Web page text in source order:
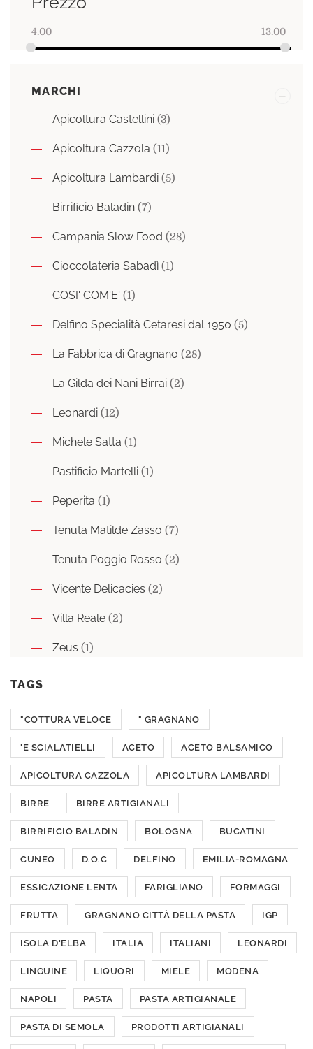
4.00 13.00
MARCHI
Apicoltura Castellini (3)
Apicoltura Cazzola (11)
Apicoltura Lambardi (5)
Birrificio Baladin (7)
Campania Slow Food (28)
Cioccolateria Sabadì (1)
COSI' COM'E' (1)
Delfino Specialità Cetaresi dal 1950 (5)
La Fabbrica di Gragnano (28)
La Gilda dei Nani Birrai (2)
Leonardi (12)
Michele Satta (1)
Pastificio Martelli (1)
Peperita (1)
Tenuta Matilde Zasso (7)
Tenuta Poggio Rosso (2)
Vicente Delicacies (2)
Villa Reale (2)
Zeus (1)
TAGS
"COTTURA VELOCE " GRAGNANO
'E SCIALATIELLI ACETO ACETO BALSAMICO
APICOLTURA CAZZOLA APICOLTURA LAMBARDI
BIRRE BIRRE ARTIGIANALI
BIRRIFICIO BALADIN BOLOGNA BUCATINI
CUNEO D.O.C DELFINO EMILIA-ROMAGNA
ESSICAZIONE LENTA FARIGLIANO FORMAGGI
FRUTTA GRAGNANO CITTÀ DELLA PASTA IGP
ISOLA D'ELBA ITALIA ITALIANI LEONARDI
LINGUINE LIQUORI MIELE MODENA
NAPOLI PASTA PASTA ARTIGIANALE
PASTA DI SEMOLA PRODOTTI ARTIGIANALI